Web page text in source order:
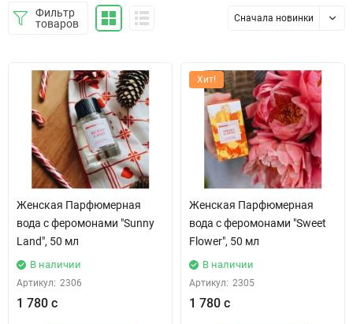
Фильтр
товаров
Сначала новинки
Женская Парфюмерная
вода с феромонами "Sunny
Land", 50 мл
В наличии
Артикул: 2306
1 780 с
Хит!
Женская Парфюмерная
вода с феромонами "Sweet
Flower", 50 мл
В наличии
Артикул: 2305
1 780 с